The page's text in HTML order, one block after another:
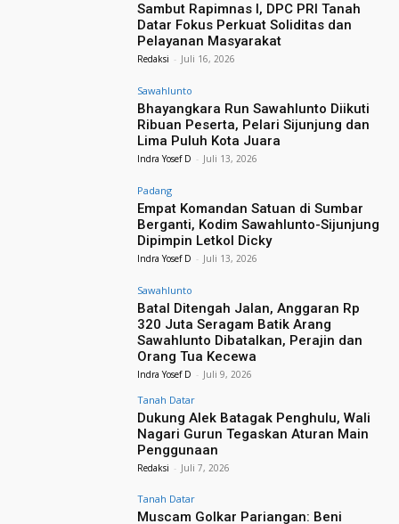
Sambut Rapimnas I, DPC PRI Tanah
Datar Fokus Perkuat Soliditas dan
Pelayanan Masyarakat
Redaksi - Juli 16, 2026
Sawahlunto
Bhayangkara Run Sawahlunto Diikuti
Ribuan Peserta, Pelari Sijunjung dan
Lima Puluh Kota Juara
Indra Yosef D - Juli 13, 2026
Padang
Empat Komandan Satuan di Sumbar
Berganti, Kodim Sawahlunto-Sijunjung
Dipimpin Letkol Dicky
Indra Yosef D - Juli 13, 2026
Sawahlunto
Batal Ditengah Jalan, Anggaran Rp
320 Juta Seragam Batik Arang
Sawahlunto Dibatalkan, Perajin dan
Orang Tua Kecewa
Indra Yosef D - Juli 9, 2026
Tanah Datar
Dukung Alek Batagak Penghulu, Wali
Nagari Gurun Tegaskan Aturan Main
Penggunaan
Redaksi - Juli 7, 2026
Tanah Datar
​Muscam Golkar Pariangan: Beni